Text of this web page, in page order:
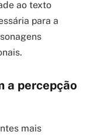
ao texto
para a
a percepção
mais